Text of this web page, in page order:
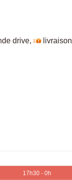
drive,
livraison
17h30 - 0h